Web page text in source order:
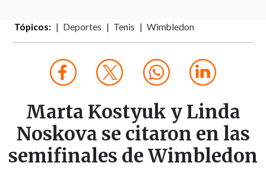
Tópicos: Deportes Tenis Wimbledon
Marta Kostyuk y Linda
Noskova se citaron en las
semifinales de Wimbledon